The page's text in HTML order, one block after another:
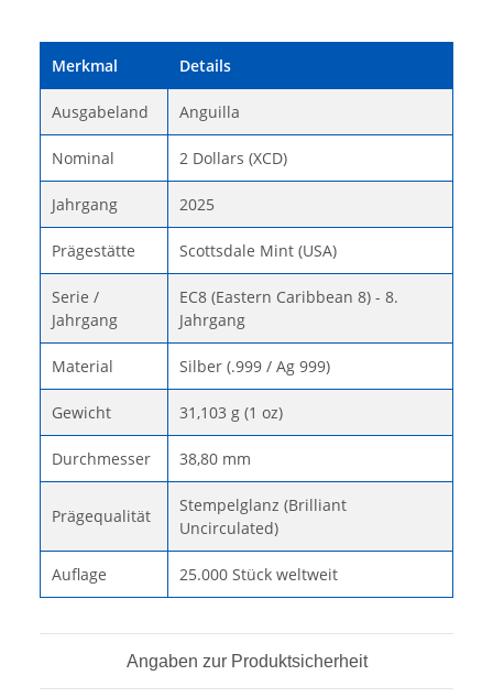
Merkmal Details
Ausgabeland Anguilla
Nominal 2 Dollars (XCD)
Jahrgang 2025
Prägestätte Scottsdale Mint (USA)
Serie /
Jahrgang
EC8 (Eastern Caribbean 8) - 8.
Jahrgang
Material Silber (.999 / Ag 999)
Gewicht 31,103 g (1 oz)
Durchmesser 38,80 mm
Prägequalität
Stempelglanz (Brilliant
Uncirculated)
Auflage 25.000 Stück weltweit
Angaben zur Produktsicherheit